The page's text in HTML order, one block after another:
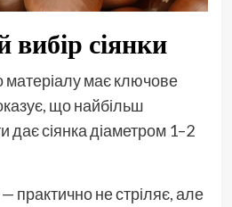
сіянки
матеріалу має ключове
що найбільш
дає сіянка діаметром 1–2
практично не стріляє, але